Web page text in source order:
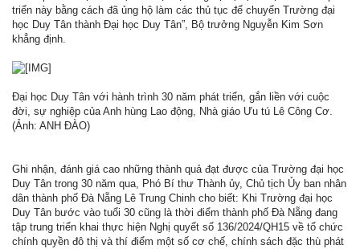
triển này bằng cách đã ủng hộ làm các thủ tục để chuyển Trường đại
học Duy Tân thành Đại học Duy Tân”, Bộ trưởng Nguyễn Kim Sơn
khẳng định.
Đại học Duy Tân với hành trình 30 năm phát triển, gắn liền với cuộc
đời, sự nghiệp của Anh hùng Lao động, Nhà giáo Ưu tú Lê Công Cơ.
(Ảnh: ANH ĐÀO)
Ghi nhận, đánh giá cao những thành quả đạt được của Trường đại học
Duy Tân trong 30 năm qua, Phó Bí thư Thành ủy, Chủ tịch Ủy ban nhân
dân thành phố Đà Nẵng Lê Trung Chinh cho biết: Khi Trường đại học
Duy Tân bước vào tuổi 30 cũng là thời điểm thành phố Đà Nẵng đang
tập trung triển khai thực hiện Nghị quyết số 136/2024/QH15 về tổ chức
chính quyền đô thị và thí điểm một số cơ chế, chính sách đặc thù phát